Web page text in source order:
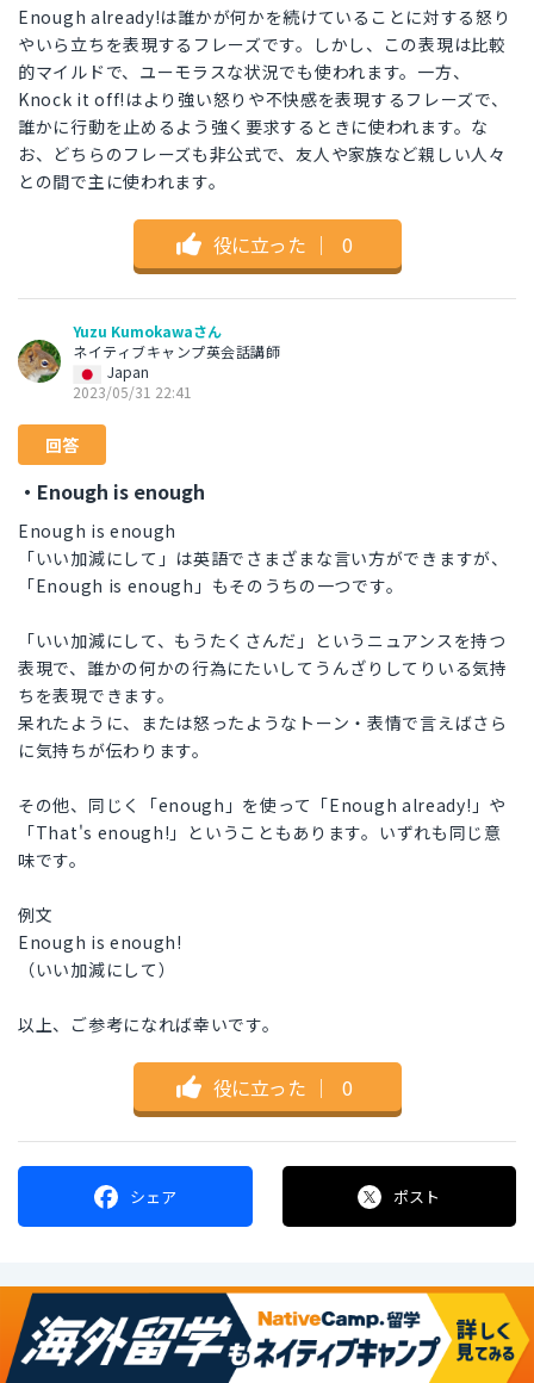
Enough already!は誰かが何かを続けていることに対する怒り
やいら立ちを表現するフレーズです。しかし、この表現は比較
的マイルドで、ユーモラスな状況でも使われます。一方、
Knock it off!はより強い怒りや不快感を表現するフレーズで、
誰かに行動を止めるよう強く要求するときに使われます。な
お、どちらのフレーズも非公式で、友人や家族など親しい人々
との間で主に使われます。
役に立った ｜ 0
Yuzu Kumokawaさん
ネイティブキャンプ英会話講師
Japan
2023/05/31 22:41
回答
・Enough is enough
Enough is enough
「いい加減にして」は英語でさまざまな言い方ができますが、
「Enough is enough」もそのうちの一つです。
「いい加減にして、もうたくさんだ」というニュアンスを持つ
表現で、誰かの何かの行為にたいしてうんざりしてりいる気持
ちを表現できます。
呆れたように、または怒ったようなトーン・表情で言えばさら
に気持ちが伝わります。
その他、同じく「enough」を使って「Enough already!」や
「That's enough!」ということもあります。いずれも同じ意
味です。
例文
Enough is enough!
（いい加減にして）
以上、ご参考になれば幸いです。
役に立った ｜ 0
シェア ポスト